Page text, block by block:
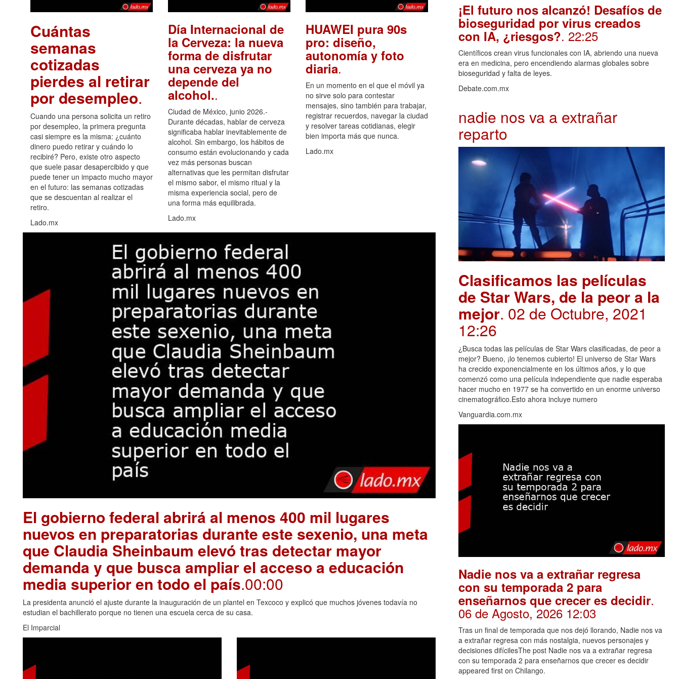
Cuántas
semanas
cotizadas
pierdes al retirar
por desempleo.
Cuando una persona solicita un retiro
por desempleo, la primera pregunta
casi siempre es la misma: ¿cuánto
dinero puedo retirar y cuándo lo
recibiré? Pero, existe otro aspecto
que suele pasar desapercibido y que
puede tener un impacto mucho mayor
en el futuro: las semanas cotizadas
que se descuentan al realizar el
retiro.
Lado.mx
Día Internacional de
la Cerveza: la nueva
forma de disfrutar
una cerveza ya no
depende del
alcohol..
Ciudad de México, junio 2026.-
Durante décadas, hablar de cerveza
significaba hablar inevitablemente de
alcohol. Sin embargo, los hábitos de
consumo están evolucionando y cada
vez más personas buscan
alternativas que les permitan disfrutar
el mismo sabor, el mismo ritual y la
misma experiencia social, pero de
una forma más equilibrada.
Lado.mx
HUAWEI pura 90s
pro: diseño,
autonomía y foto
diaria.
En un momento en el que el móvil ya
no sirve solo para contestar
mensajes, sino también para trabajar,
registrar recuerdos, navegar la ciudad
y resolver tareas cotidianas, elegir
bien importa más que nunca.
Lado.mx
El gobierno federal abrirá al menos 400 mil lugares
nuevos en preparatorias durante este sexenio, una meta
que Claudia Sheinbaum elevó tras detectar mayor
demanda y que busca ampliar el acceso a educación
media superior en todo el país.00:00
La presidenta anunció el ajuste durante la inauguración de un plantel en Texcoco y explicó que muchos jóvenes todavía no
estudian el bachillerato porque no tienen una escuela cerca de su casa.
El Imparcial
¡El futuro nos alcanzó! Desafíos de
bioseguridad por virus creados
con IA, ¿riesgos?. 22:25
Científicos crean virus funcionales con IA, abriendo una nueva
era en medicina, pero encendiendo alarmas globales sobre
bioseguridad y falta de leyes.
Debate.com.mx
nadie nos va a extrañar
reparto
Clasificamos las películas
de Star Wars, de la peor a la
mejor. 02 de Octubre, 2021
12:26
¿Busca todas las películas de Star Wars clasificadas, de peor a
mejor? Bueno, ¡lo tenemos cubierto! El universo de Star Wars
ha crecido exponencialmente en los últimos años, y lo que
comenzó como una película independiente que nadie esperaba
hacer mucho en 1977 se ha convertido en un enorme universo
cinematográfico.Esto ahora incluye numero
Vanguardia.com.mx
Nadie nos va a extrañar regresa
con su temporada 2 para
enseñarnos que crecer es decidir.
06 de Agosto, 2026 12:03
Tras un final de temporada que nos dejó llorando, Nadie nos va
a extrañar regresa con más nostalgia, nuevos personajes y
decisiones difícilesThe post Nadie nos va a extrañar regresa
con su temporada 2 para enseñarnos que crecer es decidir
appeared first on Chilango.